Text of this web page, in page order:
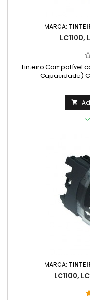
MARCA:
LC1100,
Tinteiro Compatível
Capacidade)

MARCA:
LC1100,